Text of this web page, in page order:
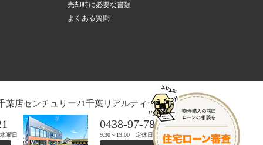
売却時に必要な書類
よくある質問
葉店
曜日
センチュリー21千葉リアルティー木更津店
0438-97-7821
9:30～19:00 定休日：水曜日